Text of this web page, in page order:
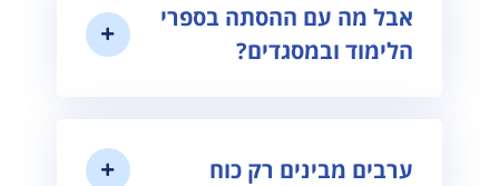
אבל מה עם ההסתה בספרי
הלימוד ובמסגדים?
ערבים מבינים רק כוח